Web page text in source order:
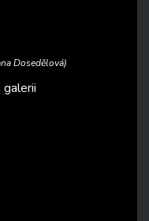
Dosedělová)